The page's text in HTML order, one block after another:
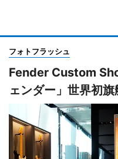
フォトフラッシュ
Fender Custom
ェンダー」世界初旗